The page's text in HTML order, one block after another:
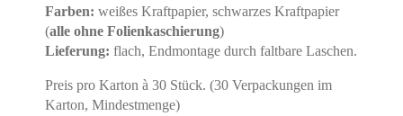
Farben: weißes Kraftpapier, schwarzes Kraftpapier
(alle ohne Folienkaschierung)
Lieferung: flach, Endmontage durch faltbare Laschen.
Preis pro Karton à 30 Stück. (30 Verpackungen im
Karton, Mindestmenge)